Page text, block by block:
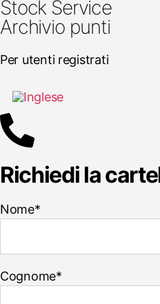
Stock Service
Archivio punti
Per utenti registrati
Richiedi la
Nome*
Cognome*